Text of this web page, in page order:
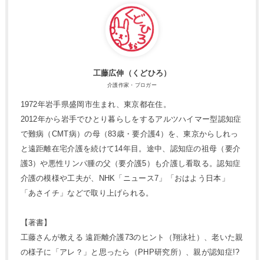
工藤広伸（くどひろ）
介護作家・ブロガー
1972年岩手県盛岡市生まれ、東京都在住。
2012年から岩手でひとり暮らしをするアルツハイマー型認知症
で難病（CMT病）の母（83歳・要介護4）を、東京からしれっ
と遠距離在宅介護を続けて14年目。途中、認知症の祖母（要介
護3）や悪性リンパ腫の父（要介護5）も介護し看取る。認知症
介護の模様や工夫が、NHK「ニュース7」「おはよう日本」
「あさイチ」などで取り上げられる。
【著書】
工藤さんが教える 遠距離介護73のヒント（翔泳社）、老いた親
の様子に「アレ？」と思ったら（PHP研究所）、親が認知症!?